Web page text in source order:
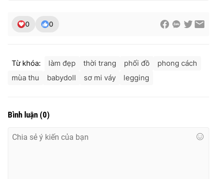
0 0
Từ khóa: làm đẹp thời trang phối đồ
phong cách
mùa thu
babydoll sơ mi váy legging
Bình luận (0)